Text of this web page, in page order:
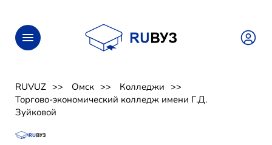
RUVUZ Омск
Колледжи
Торгово-экономический колледж имени Г.Д.
Зуйковой